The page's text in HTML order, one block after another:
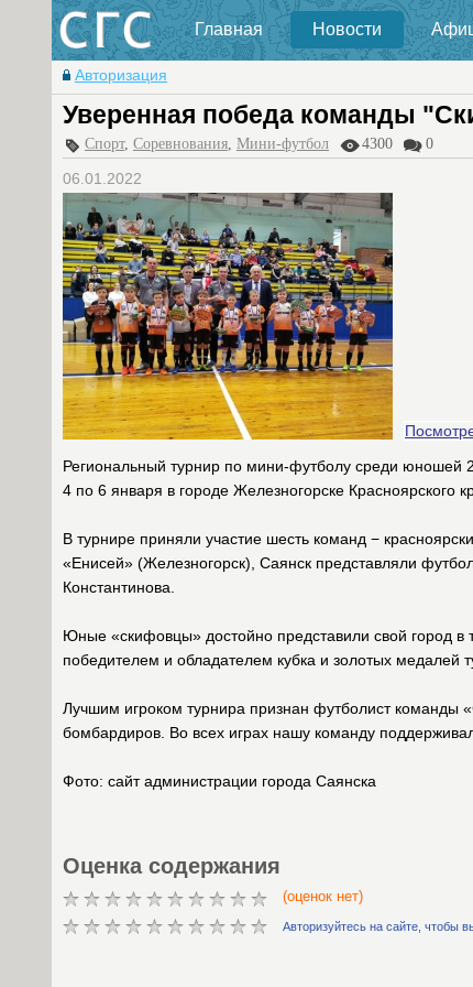
Главная Новости
Авторизация
Уверенная победа команды
Спорт, Соревнования, Мини-футбол 4300 0
06.01.2022
Региональный турнир по мини-футболу среди юношей
4 по 6 января в городе Железногорске Красноярского
В турнире приняли участие шесть команд −
«Енисей» (Железногорск), Саянск представляли
Константинова.
Юные «скифовцы» достойно представили свой город
победителем и обладателем кубка и золотых медалей
Лучшим игроком турнира признан футболист команды
бомбардиров. Во всех играх нашу команду
Фото: сайт администрации города Саянска
Оценка содержания
(оценок нет)
Авторизуйтесь на сайте, чтобы